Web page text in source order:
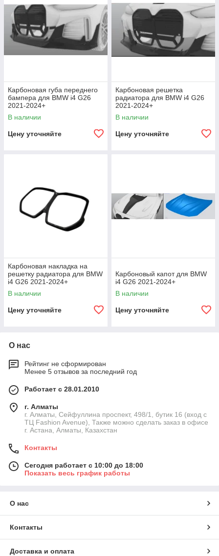
Карбоновая губа переднего
бампера для BMW i4 G26
2021-2024+
В наличии
Цену уточняйте
Карбоновая решетка
радиатора для BMW i4 G26
2021-2024+
В наличии
Цену уточняйте
Карбоновая накладка на
решетку радиатора для BMW
i4 G26 2021-2024+
В наличии
Цену уточняйте
Карбоновый капот для BMW
i4 G26 2021-2024+
В наличии
Цену уточняйте
О нас
Рейтинг не сформирован
Менее 5 отзывов за последний год
Работает с 28.01.2010
г. Алматы
г. Алматы, Сейфуллина проспект, 498/1, бутик 16 (вход с
ТЦ Fashion Avenue), Также можно сделать заказ в офисе
г. Астана, Алматы, Казахстан
Контакты
Сегодня работает с 10:00 до 18:00
Показать весь график работы
О нас
Контакты
Доставка и оплата